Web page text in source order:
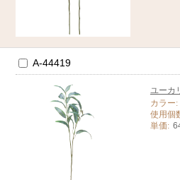
A-44419
ユーカ
カラー:
使用個
単価: